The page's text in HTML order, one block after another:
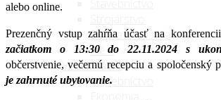
Doprava cestná
iné ...
Vzdelávanie
Stavebníctvo
alebo online.
Prezenčný vstup zahŕňa účasť na
začiatkom o 13:30 do 22.11.2024 s
občerstvenie, večernú recepciu a spoločenský
je zahrnuté ubytovanie.